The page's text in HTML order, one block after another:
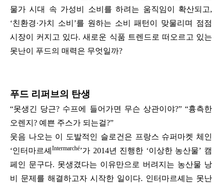
물가 시대 속 가성비 소비를 하려는 움직임이 확산되고,
‘친환경·가치 소비’를 원하는 소비 패턴이 맞물리며 점점
시장이 커지고 있다. 새로운 식품 트렌드로 떠오르고 있는
못난이 푸드의 매력은 무엇일까?
푸드 리퍼브의 탄생
“못생긴 당근? 수프에 들어가면 무슨 상관이야?” “흉측한
오렌지? 예쁜 주스가 되는걸?”
웃음 나오는 이 도발적인 슬로건은 프랑스 슈퍼마켓 체인
‘인터마르셰 Intermarché’가 2014년 진행한 ‘이상한 농산물’ 캠
페인 문구다. 못생겼다는 이유만으로 버려지는 농산물 낭
비 문제를 해결하고자 시작한 일이다. 인터마르셰는 못난